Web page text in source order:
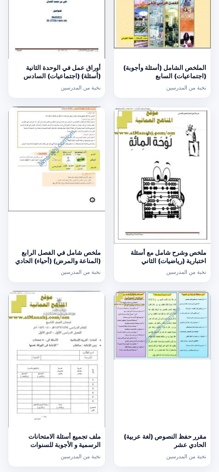
الملخص الشامل (أسئلة وأجوبة)
(اجتماعيات) السابع
نخبة من المدرسين
أوراق عمل في الوحدة الثانية
(أسئلة) (اجتماعيات) السادس
نخبة من المدرسين
ملخص وشرح شامل مع أسئلة
اختبارية (رياضيات) الثاني
نخبة من المدرسين
ملخص شامل في الفصل الرابع
(المناعة والمرض) (أحياء) الحادي
نخبة من المدرسين
مقرر حفظ النصوص (لغة عربية)
الحادي عشر
نخبة من المدرسين
ملف تجميع أسئلة الامتحانات
الرسمية و الأجوبة للسنوات
السابقة الدور الأول (الامتحانات)
التاسع
نخبة من المدرسين